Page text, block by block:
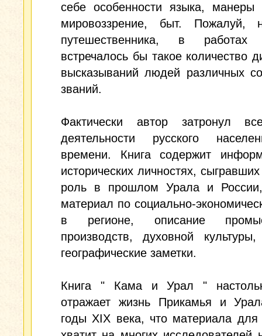
себе особенности языка, манеры
мировоззрение, быт. Пожалуй,
путешественника, в работах
встречалось бы такое количество
высказываний людей различных
званий.
Фактически автор затронул
деятельности русского
времени. Книга содержит
исторических личностях,
роль в прошлом Урала и
материал по социально-
в регионе, описание
производств, духовной
географические заметки.
Книга " Кама и Урал "
отражает жизнь Прикамья и
годы XIX века, что материала для